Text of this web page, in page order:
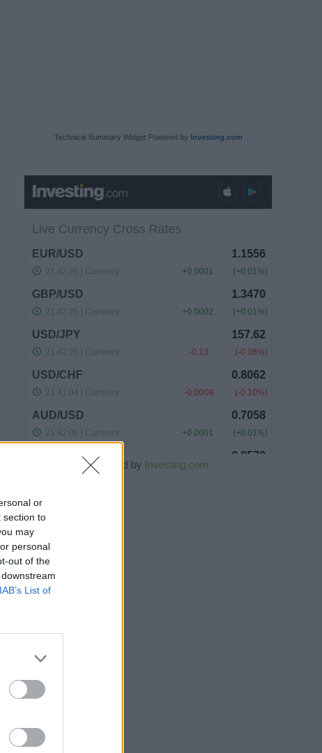
or
section to
may
personal
out of the
IAB’s List of
Technical Summary Widget Powered by Investing.com
Powered by Investing.com